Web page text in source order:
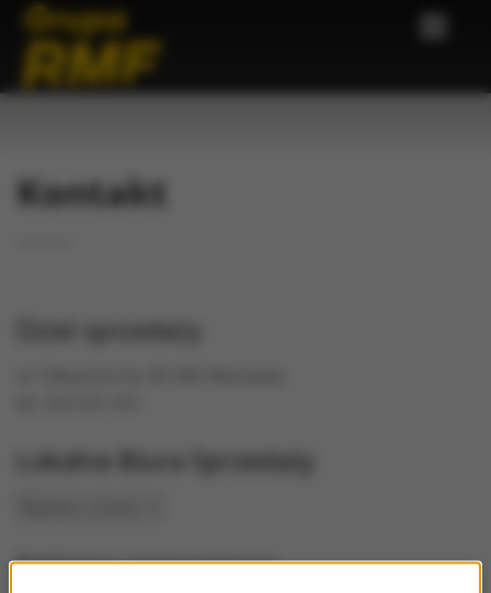
Kontakt
Dział sprzedaży
Lokalne Biura Sprzedaży
Reklama internetowa